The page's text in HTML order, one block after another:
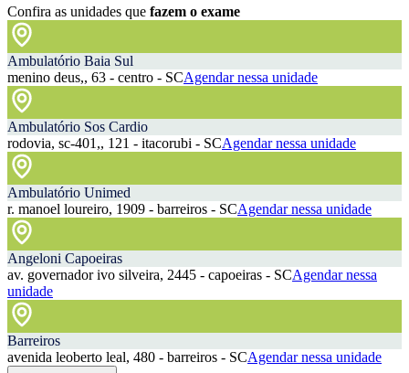
Confira as unidades que fazem o exame
Ambulatório Baia Sul
menino deus,, 63 - centro - SCAgendar nessa unidade
Ambulatório Sos Cardio
rodovia, sc-401,, 121 - itacorubi - SCAgendar nessa unidade
Ambulatório Unimed
r. manoel loureiro, 1909 - barreiros - SCAgendar nessa unidade
Angeloni Capoeiras
av. governador ivo silveira, 2445 - capoeiras - SCAgendar nessa
unidade
Barreiros
avenida leoberto leal, 480 - barreiros - SCAgendar nessa unidade